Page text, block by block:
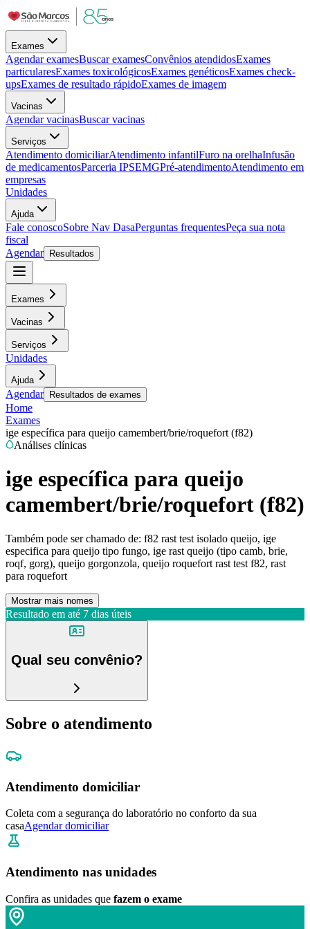
Exames
Agendar examesBuscar examesConvênios atendidosExames
particularesExames toxicológicosExames genéticosExames check-
upsExames de resultado rápidoExames de imagem
Vacinas
Agendar vacinasBuscar vacinas
Serviços
Atendimento domiciliarAtendimento infantilFuro na orelhaInfusão
de medicamentosParceria IPSEMGPré-atendimentoAtendimento em
empresas
Unidades
Ajuda
Fale conoscoSobre Nav DasaPerguntas frequentesPeça sua nota
fiscal
Agendar
Resultados
Exames
Vacinas
Serviços
Unidades
Ajuda
Agendar Resultados de exames
Home
Exames
ige específica para queijo camembert/brie/roquefort (f82)
Análises clínicas
ige específica para queijo
camembert/brie/roquefort (f82)
Também pode ser chamado de: f82 rast test isolado queijo, ige
especifica para queijo tipo fungo, ige rast queijo (tipo camb, brie,
roqf, gorg), queijo gorgonzola, queijo roquefort rast test f82, rast
para roquefort
Mostrar mais nomes
Resultado em até 7 dias úteis
Qual seu convênio?
Sobre o atendimento
Atendimento domiciliar
Coleta com a segurança do laboratório no conforto da sua
casaAgendar domiciliar
Atendimento nas unidades
Confira as unidades que fazem o exame